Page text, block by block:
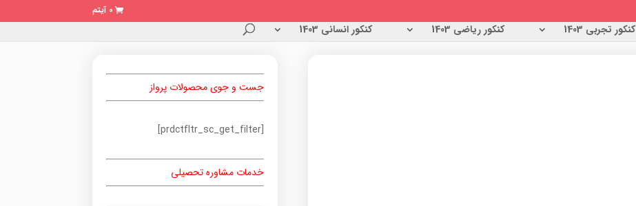
0 آیتم
کنکور تجربی 1403 کنکور ریاضی 1403 کنکور انسانی 1403
جست و جوی محصولات پرواز
[prdctfltr_sc_get_filter]
خدمات مشاوره تحصیلی